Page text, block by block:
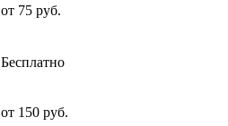
от 75 руб.
Бесплатно
от 150 руб.